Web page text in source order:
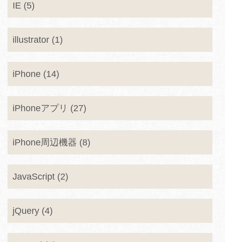
IE (5)
illustrator (1)
iPhone (14)
iPhoneアプリ (27)
iPhone周辺機器 (8)
JavaScript (2)
jQuery (4)